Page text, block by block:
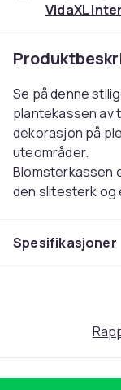
VidaXL
Se på denne
plantekassen av
dekorasjon på
uteområder.
Blomsterkassen
den slitesterk og
designet for
Materiale:
Montering
Spesifikasjoner